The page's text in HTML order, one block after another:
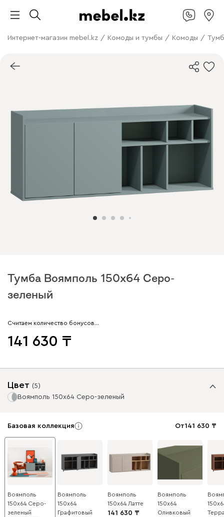
Интернет-магазин mebel.kz / Комоды и тумбы / Комоды /
Тумба Воямполь 150x64 Серо-
зеленый
Считаем количество бонусов…
141 630
Цвет (5)
Воямполь 150x64 Серо-зеленый
Базовая коллекция От141 630
Воямполь
150x64 Серо-
зеленый
Воямполь
150x64
Графитовый
Воямполь
150x64 Латте
141 630
Воямполь
150x64
Оливковый